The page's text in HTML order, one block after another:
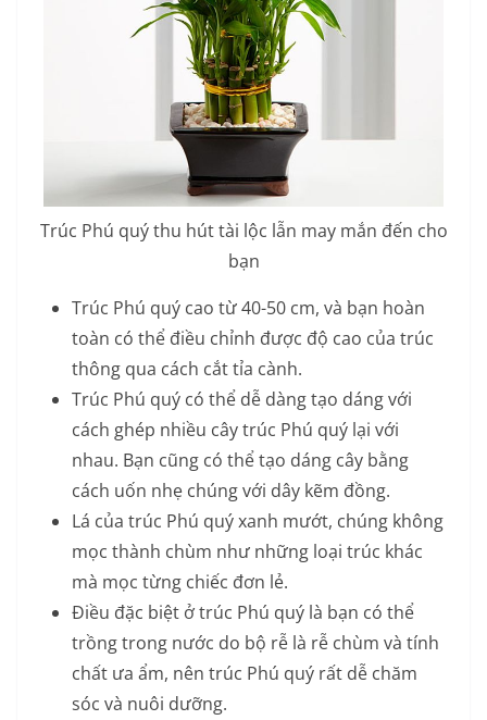
Trúc Phú quý thu hút tài lộc lẫn may mắn đến cho
bạn
Trúc Phú quý cao từ 40-50 cm, và bạn hoàn
toàn có thể điều chỉnh được độ cao của trúc
thông qua cách cắt tỉa cành.
Trúc Phú quý có thể dễ dàng tạo dáng với
cách ghép nhiều cây trúc Phú quý lại với
nhau. Bạn cũng có thể tạo dáng cây bằng
cách uốn nhẹ chúng với dây kẽm đồng.
Lá của trúc Phú quý xanh mướt, chúng không
mọc thành chùm như những loại trúc khác
mà mọc từng chiếc đơn lẻ.
Điều đặc biệt ở trúc Phú quý là bạn có thể
trồng trong nước do bộ rễ là rễ chùm và tính
chất ưa ẩm, nên trúc Phú quý rất dễ chăm
sóc và nuôi dưỡng.